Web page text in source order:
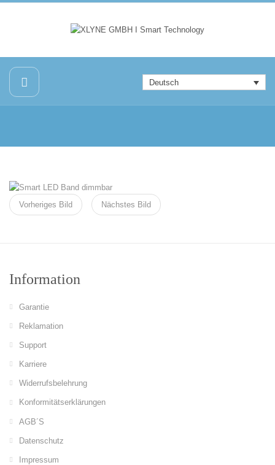
Deutsch
Vorheriges Bild Nächstes Bild
Information
Garantie
Reklamation
Support
Karriere
Widerrufsbelehrung
Konformitätserklärungen
AGB´S
Datenschutz
Impressum